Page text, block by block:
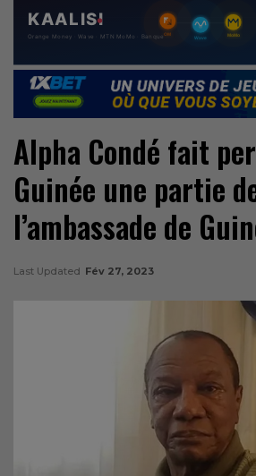
Alpha Condé fait
Guinée une partie
l’ambassade de
Last Updated Fév 27, 2023